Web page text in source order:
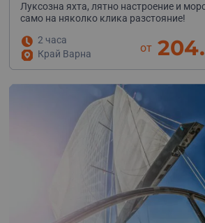
Луксозна яхта, лятно настроение и
само на няколко клика разстояние!
2 часа
Край Варна
от